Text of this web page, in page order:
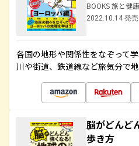
BOOKS 旅と健康
2022.10.14 発売
各国の地形や関係性をなぞって
川や街道、鉄道線など旅気分で
脳がどんど
歩き方